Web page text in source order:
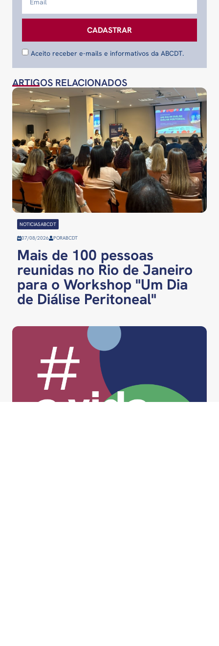
Aceito receber e-mails e informativos da ABCDT.
CADASTRAR
ARTIGOS RELACIONADOS
NOTICIASABCDT
07/08/2026 PORABCDT
Mais de 100 pessoas
reunidas no Rio de Janeiro
para o Workshop "Um Dia
de Diálise Peritoneal"